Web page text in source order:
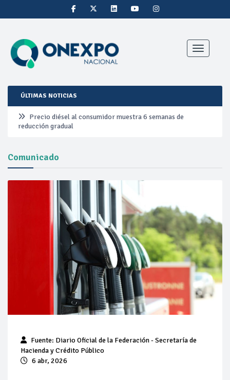
Toggle
ÚLTIMAS NOTICIAS
Precio diésel al consumidor muestra 6 semanas de
reducción gradual
Pemex ante la refinación clandestina
Petrobras duplica ganancias en segundo trimestre por
precios del petróleo y producción récord
Cautela en el mercado por conversaciones Irán-Omán
mantienen precios al alza
Pierde Pemex 71 millones de pesos al día por
"procesadoras" ilegales
Pacto dispara 83% ventas diésel Pemex
Incertidumbre regulatoria pone a prueba las inversiones de
las Estaciones de Servicio familiares
espera estabilización del mercado
Baja 5% más el precio internacional del crudo por posible
Comunicado
Fuente: Diario Oficial de la Federación - Secretaría de
Hacienda y Crédito Público
6 abr, 2026